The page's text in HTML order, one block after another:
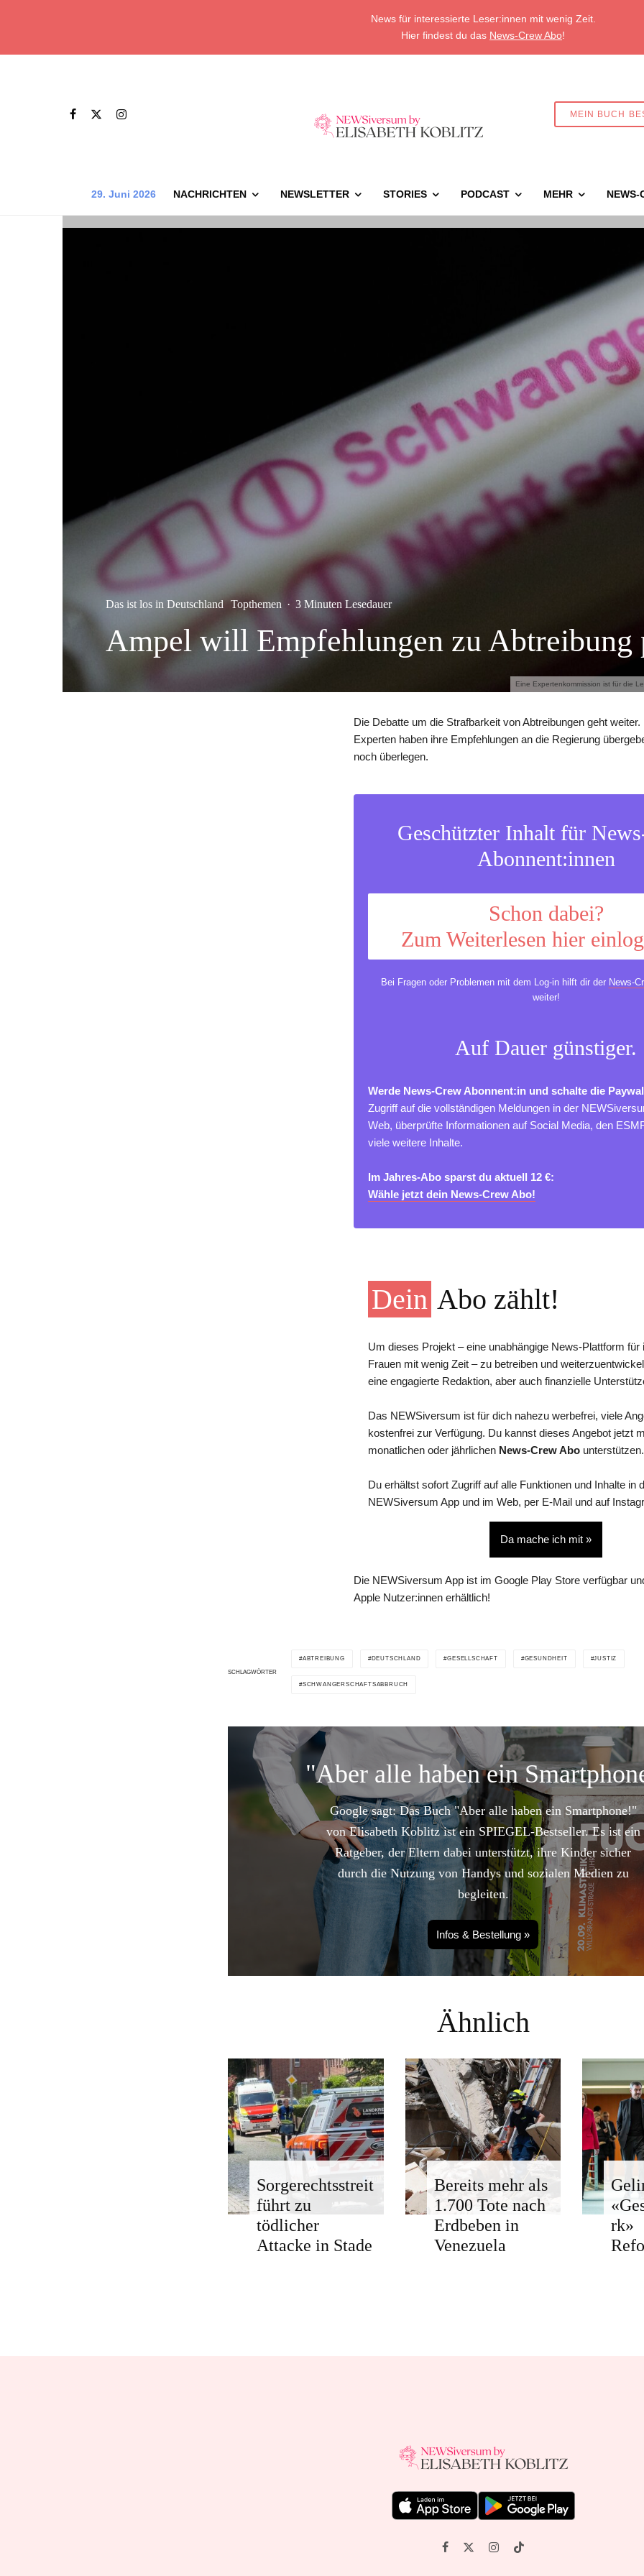
News für interessierte Leser:innen mit wenig Zeit.
Hier findest du das News-Crew Abo!
MEIN BUCH
29. Juni 2026 NACHRICHTEN NEWSLETTER STORIES PODCAST MEHR NEWS-
Eine Expertenkommission ist für die
Das ist los in Deutschland Topthemen · 3 Minuten Lesedauer
Ampel will Empfehlungen zu Abtreibung
Die Debatte um die Strafbarkeit von Abtreibungen geht weiter.
Experten haben ihre Empfehlungen an die Regierung
noch überlegen.
Geschützter Inhalt für
Abonnent:innen
Schon dabei?
Zum Weiterlesen hier
Bei Fragen oder Problemen mit dem Log-in hilft dir der News-
weiter!
Auf Dauer günstiger.
Werde News-Crew Abonnent:in und schalte die
Zugriff auf die vollständigen Meldungen in der
Web, überprüfte Informationen auf Social Media, den
viele weitere Inhalte.
Im Jahres-Abo sparst du aktuell 12 €:
Wähle jetzt dein News-Crew Abo!
Dein Abo zählt!
Um dieses Projekt – eine unabhängige News-Plattform für
Frauen mit wenig Zeit – zu betreiben und
eine engagierte Redaktion, aber auch finanzielle
Das NEWSiversum ist für dich nahezu werbefrei, viele
kostenfrei zur Verfügung. Du kannst dieses Angebot jetzt
monatlichen oder jährlichen News-Crew Abo unterstützen.
Du erhältst sofort Zugriff auf alle Funktionen und Inhalte in
NEWSiversum App und im Web, per E-Mail und auf
Da mache ich mit »
Die NEWSiversum App ist im Google Play Store verfügbar
Apple Nutzer:innen erhältlich!
SCHLAGWÖRTER
ABTREIBUNG DEUTSCHLAND GESELLSCHAFT GESUNDHEIT JUSTIZ
SCHWANGERSCHAFTSABBRUCH
"Aber alle haben ein
Google sagt: Das Buch "Aber alle haben ein Smartphone!"
von Elisabeth Koblitz ist ein SPIEGEL-Bestseller. Es ist ein
Ratgeber, der Eltern dabei unterstützt, ihre Kinder sicher
durch die Nutzung von Handys und sozialen Medien zu
begleiten.
Infos & Bestellung »
Ähnlich
Sorgerechtsstreit
führt zu
tödlicher
Attacke in Stade
Bereits mehr als
1.700 Tote nach
Erdbeben in
Venezuela
rk»